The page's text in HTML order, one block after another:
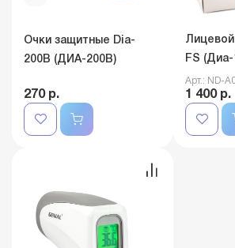
Очки защитные Dia-
200B (ДИА-200В)
270 р.
FS
Арт.: ND-
1 400 р.